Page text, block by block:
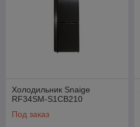
Холодильник Snaige
RF34SM-S1CB210
Под заказ